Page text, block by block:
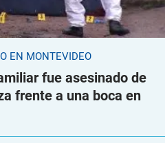
EN MONTEVIDEO
fue asesinado de
frente a una boca en